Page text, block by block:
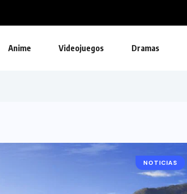
Anime Videojuegos Dramas
ANIME
NOTICIAS